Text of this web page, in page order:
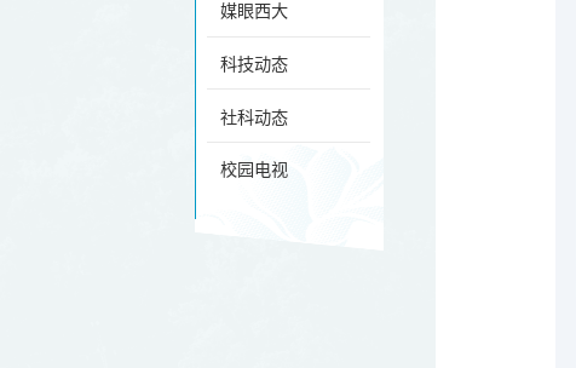
媒眼西大
科技动态
社科动态
校园电视